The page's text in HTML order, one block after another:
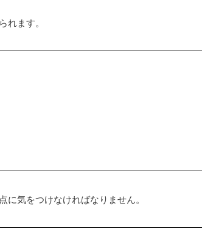
れます。
に気をつけなければなりません。